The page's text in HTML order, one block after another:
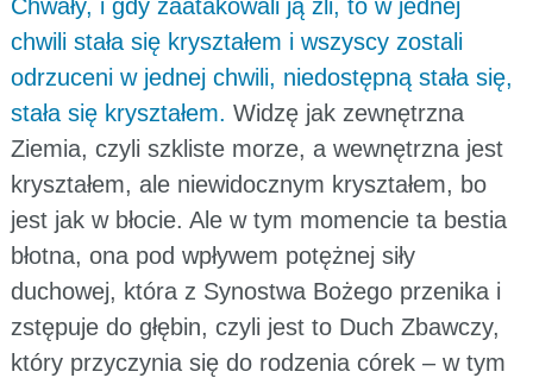
Chwały, i gdy zaatakowali ją źli, to w jednej
chwili stała się kryształem i wszyscy zostali
odrzuceni w jednej chwili, niedostępną stała się,
stała się kryształem. Widzę jak zewnętrzna
Ziemia, czyli szkliste morze, a wewnętrzna jest
kryształem, ale niewidocznym kryształem, bo
jest jak w błocie. Ale w tym momencie ta bestia
błotna, ona pod wpływem potężnej siły
duchowej, która z Synostwa Bożego przenika i
zstępuje do głębin, czyli jest to Duch Zbawczy,
który przyczynia się do rodzenia córek – w tym